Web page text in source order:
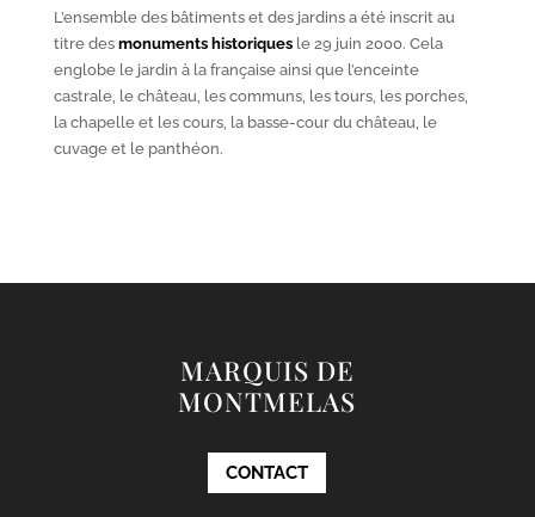
L’ensemble des bâtiments et des jardins a été inscrit au
titre des monuments historiquesle 29 juin 2000. Cela
englobe le jardin à la française ainsi que l’enceinte
castrale, le château, les communs, les tours, les porches,
la chapelle et les cours, la basse-cour du château, le
cuvage et le panthéon.
MARQUIS DE
MONTMELAS
CONTACT